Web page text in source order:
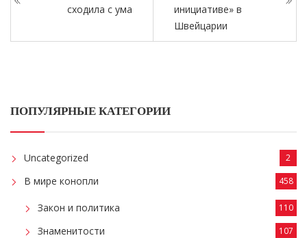
сходила с ума
инициативе» в
Швейцарии
ПОПУЛЯРНЫЕ КАТЕГОРИИ
Uncategorized 2
В мире конопли 458
Закон и политика 110
Знаменитости 107